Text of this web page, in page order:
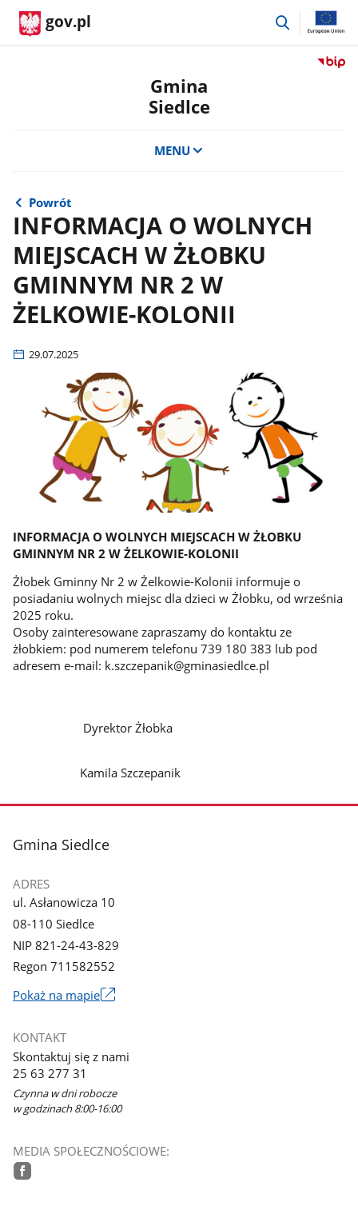
gov.pl
przejdź
Przejdź
Gmina
Siedlce
MENU
Powrót
INFORMACJA O WOLNYCH
MIEJSCACH W ŻŁOBKU
GMINNYM NR 2 W
ŻELKOWIE-KOLONII
29.07.2025
INFORMACJA O WOLNYCH MIEJSCACH W ŻŁOBKU
GMINNYM NR 2 W ŻELKOWIE-KOLONII
Żłobek Gminny Nr 2 w Żelkowie-Kolonii informuje o
posiadaniu wolnych miejsc dla dzieci w Żłobku, od września
2025 roku.
Osoby zainteresowane zapraszamy do kontaktu ze
żłobkiem: pod numerem telefonu 739 180 383 lub pod
adresem e-mail: k.szczepanik@gminasiedlce.pl
Dyrektor Żłobka
Kamila Szczepanik
stopka
Gmina Siedlce
ADRES
ul. Asłanowicza 10
08-110 Siedlce
NIP 821-24-43-829
Regon 711582552
Pokaż na mapieLink
nowym
KONTAKT
Skontaktuj się z nami
25 63 277 31
Czynna w dni robocze
w godzinach 8:00-16:00
MEDIA SPOŁECZNOŚCIOWE: